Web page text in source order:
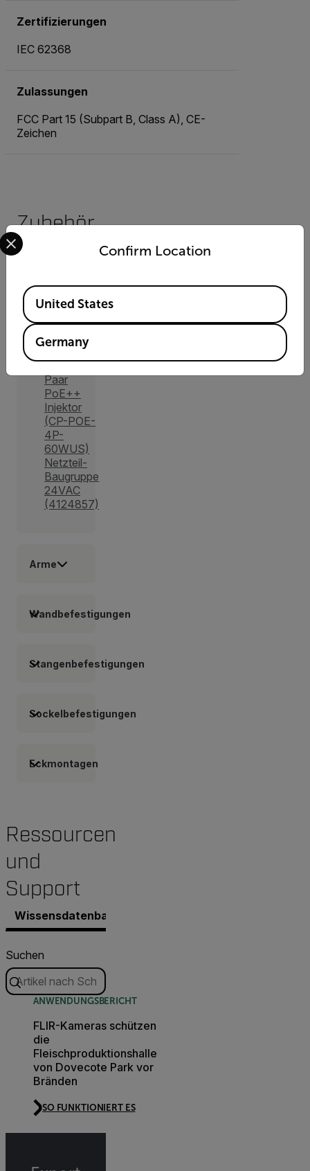
Zertifizierungen
IEC 62368
Zulassungen
FCC Part 15 (Subpart B, Class A), CE-
Zeichen
Zubehör
90 W
PoE Plus-
Multi-Gig-
Einkanalinjektor
(T912483)
Inline 60
W über 4
Paar
PoE++
Injektor
(CP-POE-
4P-
60WUS)
Netzteil-
Baugruppe
24VAC
(4124857)
Arme
Wandbefestigungen
Stangenbefestigungen
Sockelbefestigungen
Eckmontagen
Ressourcen
und
Support
Wissensdatenbank
Suchen
ANWENDUNGSBERICHT
FLIR-Kameras schützen
die
Fleischproduktionshalle
von Dovecote Park vor
Bränden
SO FUNKTIONIERT ES
Confirm Location
Select your preferred country and language from the
Available Locations
United States
Germany